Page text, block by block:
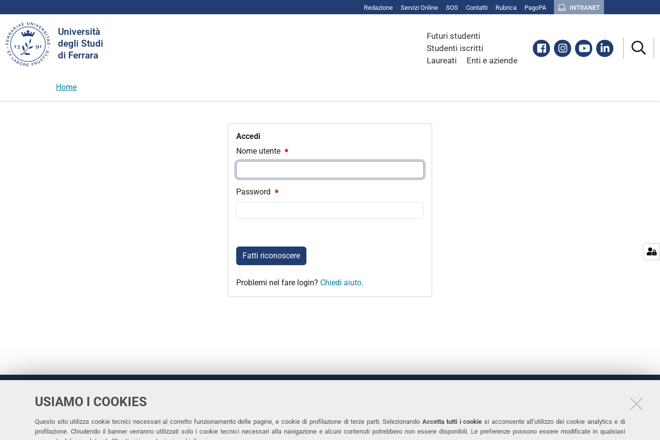
USIAMO I COOKIES
Questo sito utilizza cookie tecnici necessari al corretto funzionamento delle pagine, e cookie di profilazione di terze parti. Selezionando Accetta tutti i cookie si acconsente all’utilizzo dei cookie analytics e di
profilazione. Chiudendo il banner verranno utilizzati solo i cookie tecnici necessari alla navigazione e alcuni contenuti potrebbero non essere disponibili. Le preferenze possono essere modificate in qualsiasi
Redazione Servizi Online SOS Contatti Rubrica PagoPA INTRANET
Università
degli Studi
di Ferrara
Futuri studenti
Studenti iscritti
Laureati
Enti e aziende
Facebook
Instagram
YoutubeLinkedin
nel
sito
Home
Accedi
Nome utente
Password
Fatti riconoscere
Problemi nel fare login? Chiedi aiuto.
Università
di Ferrara
Rettrice: Prof.ssa Laura Ramaciotti
via Ludovico Ariosto, 35 - 44121 Ferrara
Tel. +39 0532 293111
Fax. +39 0532 293031
Accessibilità
Protezione dati personali